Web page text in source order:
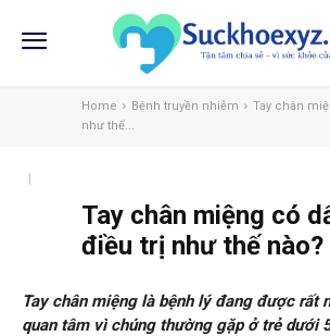
Home Bệnh truyền nhiễm
Tay chân
như thế...
Tay chân miệng có
điều trị như thế nào?
Tay chân miệng là bệnh lý đang được rất
quan tâm vì chúng thường gặp ở trẻ dưới